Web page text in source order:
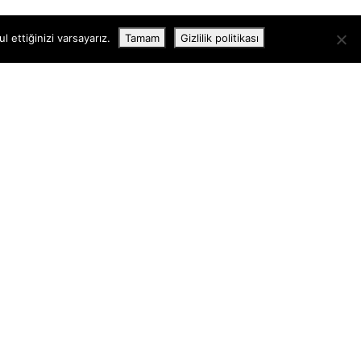
ettiğinizi varsayarız. Tamam Gizlilik politikası